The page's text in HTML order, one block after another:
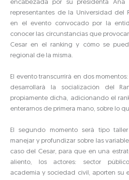
encabezada por su presidenta Ana
representantes de la Universidad del
en el evento convocado por la
conocer las circunstancias que
Cesar en el ranking y cómo se
regional de la misma.
El evento transcurrirá en dos
desarrollará la socialización del
propiamente dicha, adicionando el
enterarnos de primera mano, sobre lo
El segundo momento será tipo
manejar y profundizar sobre las
caso del Cesar, para que en una
aliento, los actores: sector
academia y sociedad civil, aporten su